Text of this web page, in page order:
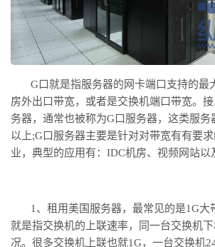
G口就是指服务器的网卡端口支持的最
房外出口带宽，或者是交换机端口带宽。
务器，通常也被称为G口服务器，这类服务
以上;G口服务器主要是针对对带宽有有要
业，典型的应用有：IDC机房、视频网站
1、租用美国服务器，最常见的是1G大
就是指交换机的上联速率，同一台交换机
况。很多交换机上联也就1G，一台交换机